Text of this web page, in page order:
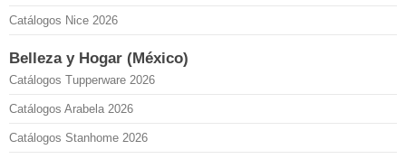
Catálogos Nice 2026
Belleza y Hogar (México)
Catálogos Tupperware 2026
Catálogos Arabela 2026
Catálogos Stanhome 2026